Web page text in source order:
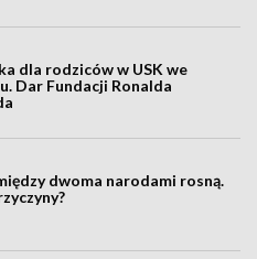
dla rodziców w USK we
Dar Fundacji Ronalda
dwoma narodami rosną.